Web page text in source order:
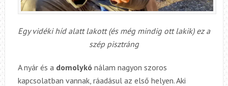
Egy vidéki híd alatt lakott (és még mindig ott lakik) ez a
szép pisztráng
A nyár és a domolykó nálam nagyon szoros
kapcsolatban vannak, ráadásul az első helyen. Aki